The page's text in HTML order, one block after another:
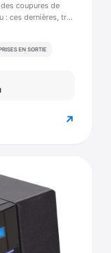
coupures de
ces dernières, très
EN SORTIE
↗